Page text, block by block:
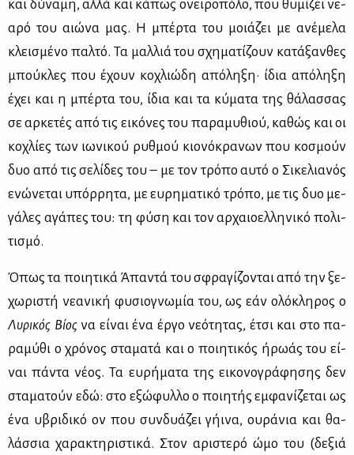
και δύ­να­μη, αλ­λά και κά­πως ονει­ρο­πό­λο, που θυ­μί­ζει νε­
α­ρό του αιώ­να μας. Η μπέρ­τα του μοιά­ζει με ανέ­με­λα
κλει­σμέ­νο παλ­τό. Τα μαλ­λιά του σχη­μα­τί­ζουν κα­τά­ξαν­θες
μπού­κλες που έχουν κο­χλιώ­δη από­λη­ξη· ίδια από­λη­ξη
έχει και η μπέρ­τα του, ίδια και τα κύ­μα­τα της θά­λασ­σας
σε αρ­κε­τές από τις ει­κό­νες του πα­ρα­μυ­θιού, κα­θώς και οι
κο­χλί­ες των ιω­νι­κού ρυθ­μού κιο­νό­κρα­νων που κο­σμούν
δυο από τις σε­λί­δες του – με τον τρό­πο αυ­τό ο Σι­κε­λια­νός
ενώ­νε­ται υπόρ­ρη­τα, με ευ­ρη­μα­τι­κό τρό­πο, με τις δυο με­
γά­λες αγά­πες του: τη φύ­ση και τον αρ­χαιο­ελ­λη­νι­κό πο­λι­
τι­σμό.
Όπως τα ποι­η­τι­κά Άπα­ντά του σφρα­γί­ζο­νται από την ξε­
χω­ρι­στή νε­α­νι­κή φυ­σιο­γνω­μία του, ως εάν ολό­κλη­ρος ο
Λυ­ρι­κός Βί­οςνα εί­ναι ένα έρ­γο νε­ό­τη­τας, έτσι και στο πα­
ρα­μύ­θι ο χρό­νος στα­μα­τά και ο ποι­η­τι­κός ήρω­άς του εί­
ναι πά­ντα νέ­ος. Τα ευ­ρή­μα­τα της ει­κο­νο­γρά­φη­σης δεν
στα­μα­τούν εδώ: στο εξώ­φυλ­λο ο ποι­η­τής εμ­φα­νί­ζε­ται ως
ένα υβρι­δι­κό ον που συν­δυά­ζει γή­ι­να, ου­ρά­νια και θα­
λάσ­σια χα­ρα­κτη­ρι­στι­κά. Στον αρι­στε­ρό ώμο του (δε­ξιά